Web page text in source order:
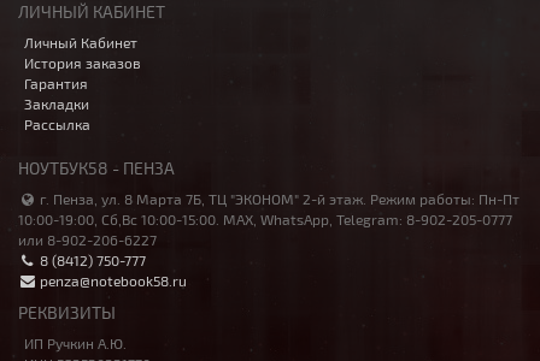
ЛИЧНЫЙ КАБИНЕТ
Личный Кабинет
История заказов
Гарантия
Закладки
Рассылка
НОУТБУК58 - ПЕНЗА
г. Пенза, ул. 8 Марта 7Б, ТЦ "ЭКОНОМ" 2-й этаж. Режим работы: Пн-Пт
10:00-19:00, Сб,Вс 10:00-15:00. MAX, WhatsApp, Telegram: 8-902-205-0777
или 8-902-206-6227
8 (8412) 750-777
penza@notebook58.ru
РЕКВИЗИТЫ
ИП Ручкин А.Ю.